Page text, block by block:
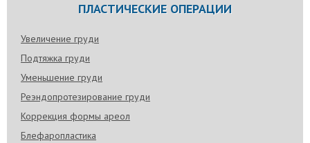
ПЛАСТИЧЕСКИЕ ОПЕРАЦИИ
Увеличение груди
Подтяжка груди
Уменьшение груди
Реэндопротезирование груди
Коррекция формы ареол
Блефаропластика